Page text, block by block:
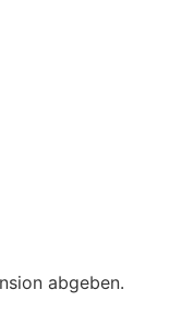
abgeben.